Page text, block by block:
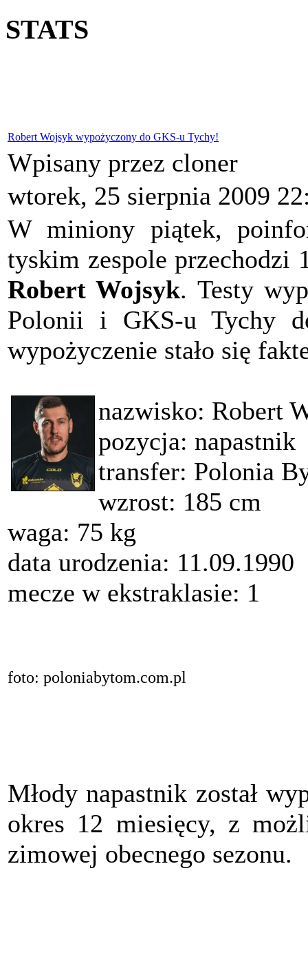
STATS
Robert Wojsyk wypożyczony do GKS-u Tychy!
Wpisany przez cloner
wtorek, 25 sierpnia 2009
W miniony piątek,
tyskim zespole przechodzi
Robert Wojsyk. Testy
Polonii i GKS-u Tychy
wypożyczenie stało się
nazwisko: Robert
pozycja: napastnik
transfer: Polonia
wzrost: 185 cm
waga: 75 kg
data urodzenia: 11.09.1990
mecze w ekstraklasie: 1
foto: poloniabytom.com.pl
Młody napastnik został
okres 12 miesięcy, z
zimowej obecnego sezonu.